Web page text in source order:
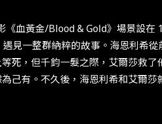
《血黃金/Blood & Gold》場景設在
遇見一整群納粹的故事。海恩利希
死，但千鈞一髮之際，艾爾莎救
己有。不久後，海恩利希和艾爾